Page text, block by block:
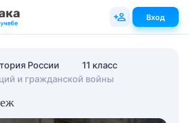
России
11 класс
и гражданской войны
Вход